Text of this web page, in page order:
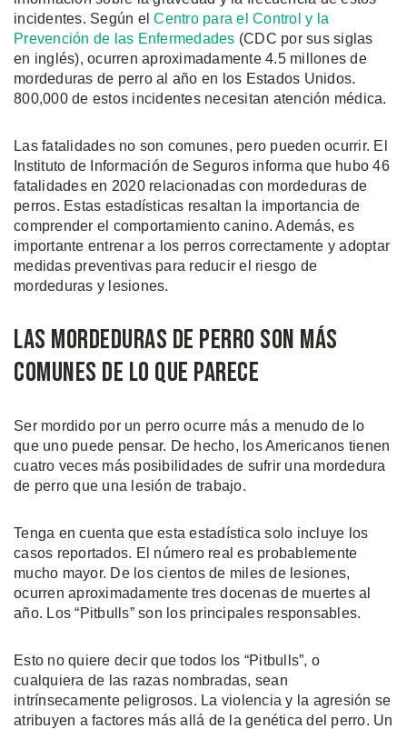
incidentes. Según elCentro para el Control y la
Prevención de las Enfermedades (CDC por sus siglas
en inglés), ocurren aproximadamente 4.5 millones de
mordeduras de perro al año en los Estados Unidos.
800,000 de estos incidentes necesitan atención médica.
Las fatalidades no son comunes, pero pueden ocurrir. El
Instituto de Información de Seguros informa que hubo 46
fatalidades en 2020 relacionadas con mordeduras de
perros. Estas estadísticas resaltan la importancia de
comprender el comportamiento canino. Además, es
importante entrenar a los perros correctamente y adoptar
medidas preventivas para reducir el riesgo de
mordeduras y lesiones.
Las Mordeduras de Perro son Más
Comunes de lo que Parece
Ser mordido por un perro ocurre más a menudo de lo
que uno puede pensar. De hecho, los Americanos tienen
cuatro veces más posibilidades de sufrir una mordedura
de perro que una lesión de trabajo.
Tenga en cuenta que esta estadística solo incluye los
casos reportados. El número real es probablemente
mucho mayor. De los cientos de miles de lesiones,
ocurren aproximadamente tres docenas de muertes al
año. Los “Pitbulls” son los principales responsables.
Esto no quiere decir que todos los “Pitbulls”, o
cualquiera de las razas nombradas, sean
intrínsecamente peligrosos. La violencia y la agresión se
atribuyen a factores más allá de la genética del perro. Un